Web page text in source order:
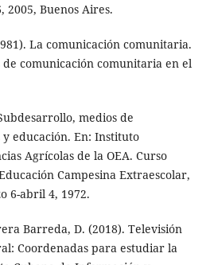
2005, Buenos Aires.
La comunicación comunitaria.
de comunicación comunitaria en el
medios de
educación. En: Instituto
Agrícolas de la OEA. Curso
Campesina Extraescolar,
6-abril 4, 1972.
Barreda, D. (2018). Televisión
Coordenadas para estudiar la